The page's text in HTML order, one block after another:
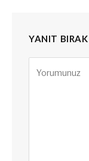
YANIT BIRAK